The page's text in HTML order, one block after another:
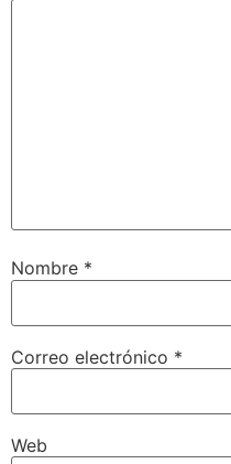
Nombre *
Correo electrónico *
Web